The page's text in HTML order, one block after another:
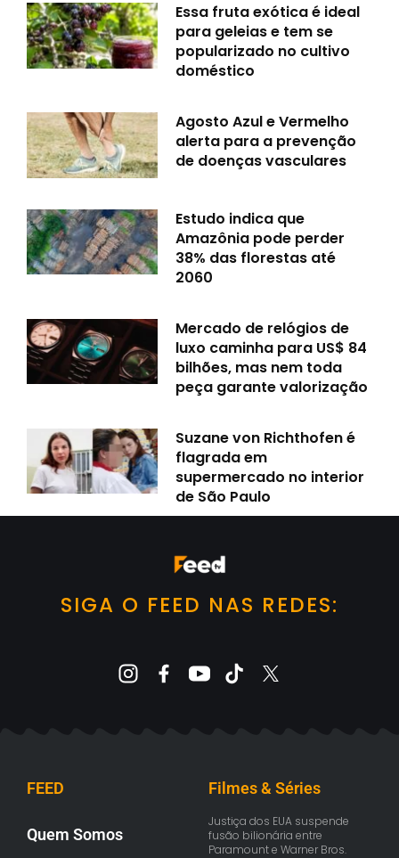
Essa fruta exótica é ideal
para geleias e tem se
popularizado no cultivo
doméstico
Agosto Azul e Vermelho
alerta para a prevenção
de doenças vasculares
Estudo indica que
Amazônia pode perder
38% das florestas até
2060
Mercado de relógios de
luxo caminha para US$ 84
bilhões, mas nem toda
peça garante valorização
Suzane von Richthofen é
flagrada em
supermercado no interior
de São Paulo
SIGA O FEED NAS REDES:
FEED
Quem Somos
Filmes & Séries
Justiça dos EUA suspende
fusão bilionária entre
Paramount e Warner Bros.